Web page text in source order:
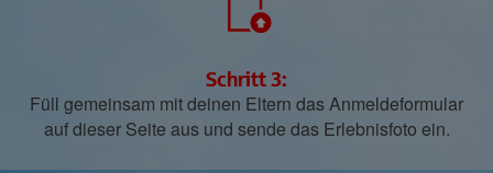
Schritt 3:
Füll gemeinsam mit deinen Eltern das Anmeldeformular
auf dieser Seite aus und sende das Erlebnisfoto ein.